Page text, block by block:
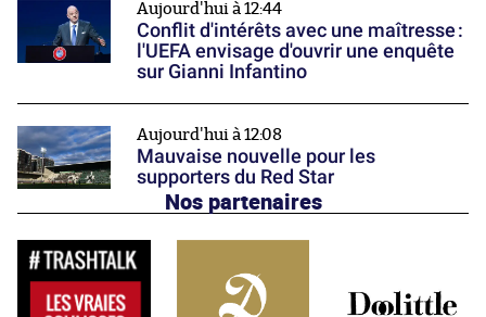
Aujourd'hui à 12:44
Conflit d'intérêts avec une maîtresse :
l'UEFA envisage d'ouvrir une enquête
sur Gianni Infantino
Aujourd'hui à 12:08
Mauvaise nouvelle pour les
supporters du Red Star
Nos partenaires